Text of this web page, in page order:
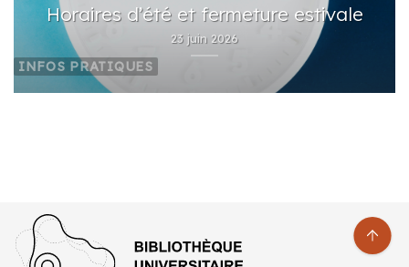
INFOS PRATIQUES
Horaires d’été et fermeture estivale
23 juin 2026